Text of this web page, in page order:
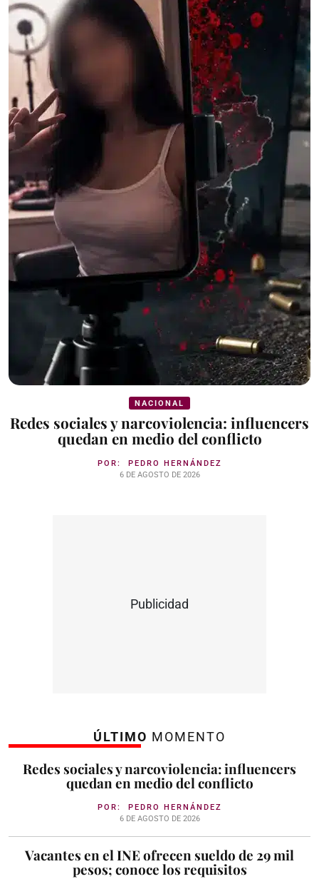
NACIONAL
Redes sociales y narcoviolencia: influencers
quedan en medio del conflicto
POR: PEDRO HERNÁNDEZ
6 DE AGOSTO DE 2026
Publicidad
ÚLTIMO MOMENTO
Redes sociales y narcoviolencia: influencers
quedan en medio del conflicto
POR: PEDRO HERNÁNDEZ
6 DE AGOSTO DE 2026
Vacantes en el INE ofrecen sueldo de 29 mil
pesos; conoce los requisitos